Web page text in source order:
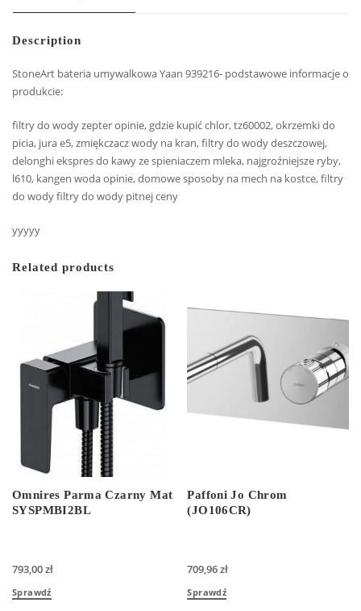
Description
StoneArt bateria umywalkowa Yaan 939216- podstawowe informacje o
produkcie:
filtry do wody zepter opinie, gdzie kupić chlor, tz60002, okrzemki do
picia, jura e5, zmiękczacz wody na kran, filtry do wody deszczowej,
delonghi ekspres do kawy ze spieniaczem mleka, najgroźniejsze ryby,
l610, kangen woda opinie, domowe sposoby na mech na kostce, filtry
do wody filtry do wody pitnej ceny
yyyyy
Related products
Omnires Parma Czarny Mat
SYSPMBI2BL
793,00zł
Sprawdź
Paffoni Jo Chrom
(JO106CR)
709,96zł
Sprawdź